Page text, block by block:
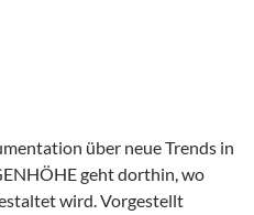
über neue Trends in
geht dorthin, wo
wird. Vorgestellt